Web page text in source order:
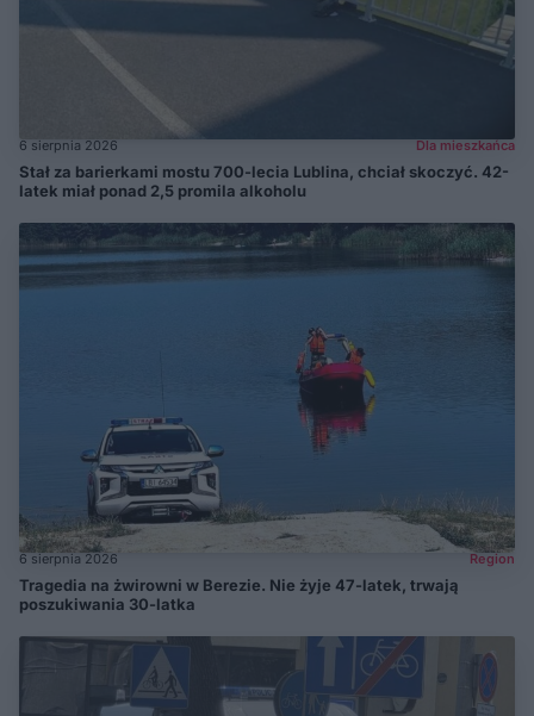
6 sierpnia 2026 Dla mieszkańca
Stał za barierkami mostu 700-lecia Lublina, chciał skoczyć. 42-
latek miał ponad 2,5 promila alkoholu
6 sierpnia 2026 Region
Tragedia na żwirowni w Berezie. Nie żyje 47-latek, trwają
poszukiwania 30-latka